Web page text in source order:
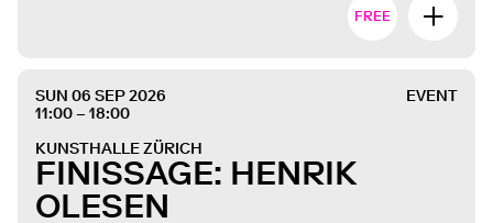
FREE
SUN 06 SEP 2026
11:00 – 18:00
EVENT
KUNSTHALLE ZÜRICH
FINISSAGE: HENRIK
OLESEN